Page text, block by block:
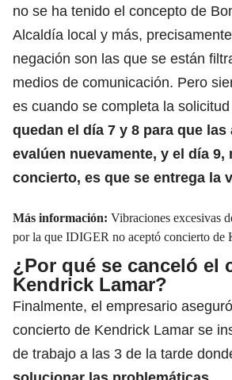
no se ha tenido el concepto de
Alcaldía local y más,
negación son las que se están
medios de comunicación. Pero
es cuando se completa la
quedan el día 7 y 8 para que
evalúen nuevamente, y el día 9,
concierto, es que se entrega la
Más información: Vibraciones excesivas
por la que IDIGER no aceptó concierto de
¿Por qué se canceló el
Kendrick Lamar?
Finalmente, el empresario
concierto de Kendrick Lamar se
de trabajo a las 3 de la tarde